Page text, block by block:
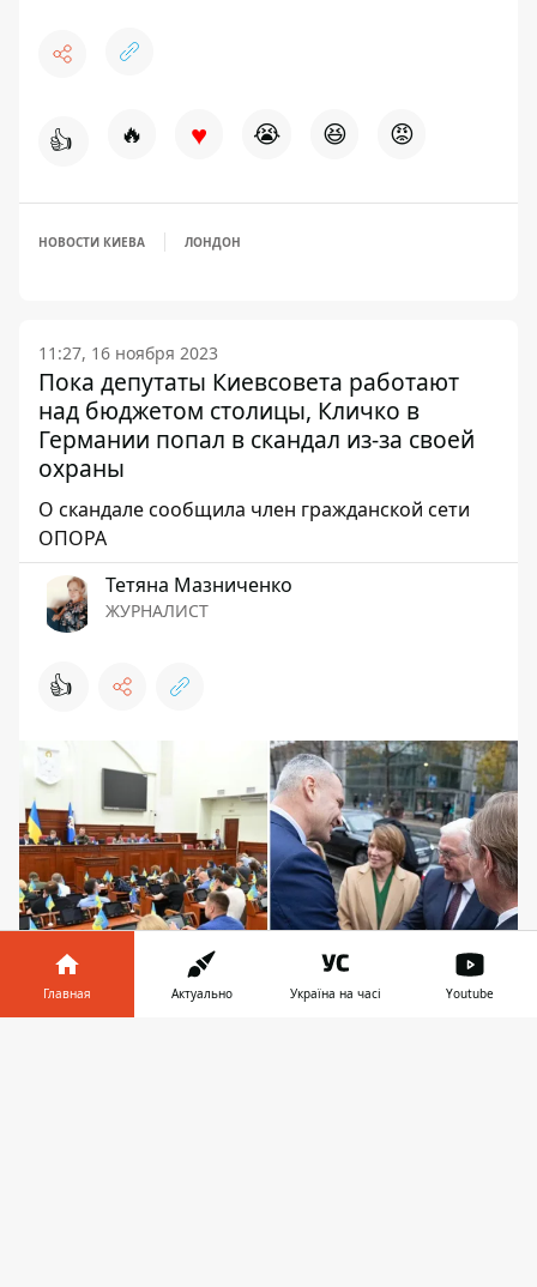
👍 🔥 ♥ 😭 😆 😡
НОВОСТИ КИЕВА ЛОНДОН
11:27, 16 ноября 2023
Пока депутаты Киевсовета работают
над бюджетом столицы, Кличко в
Германии попал в скандал из-за своей
охраны
О скандале сообщила член гражданской сети
ОПОРА
Тетяна Мазниченко
ЖУРНАЛИСТ
👍
Главная Актуально Україна на часі Youtube